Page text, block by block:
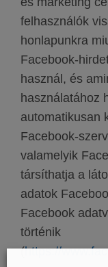
felhasználók
honlapunkra
Facebook-
használ, és
használatához
automatikusan
Facebook-
valamelyik
társíthatja a
adatok
Facebook
történik
(https://